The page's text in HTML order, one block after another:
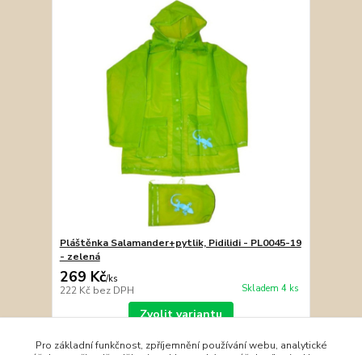
Pláštěnka Salamander+pytlik, Pidilidi - PL0045-19
- zelená
269 Kč/ks
222 Kč bez DPH Skladem 4 ks
Zvolit variantu
Pro základní funkčnost, zpříjemnění používání webu, analytické